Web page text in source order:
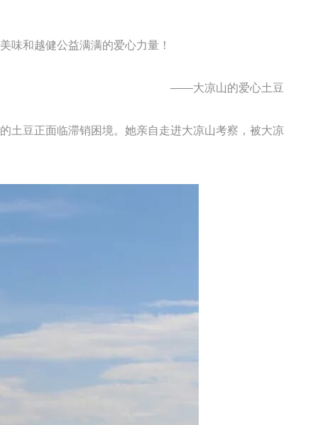
和越健公益满满的爱心力量！
——大凉山的爱心土豆
豆正面临滞销困境。她亲自走进大凉山考察，被大凉